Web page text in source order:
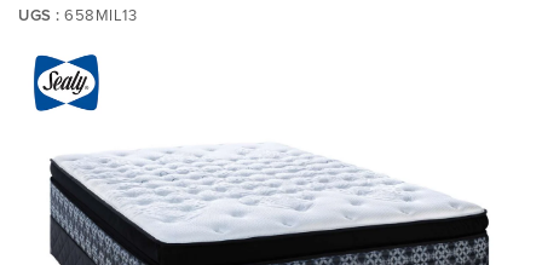
UGS : 658MIL13